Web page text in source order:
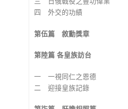
四 外交的功績
第伍篇 敘勳獎章
第陸篇 各皇族訪台
一 一視同仁之恩德
二 迎接皇族記錄